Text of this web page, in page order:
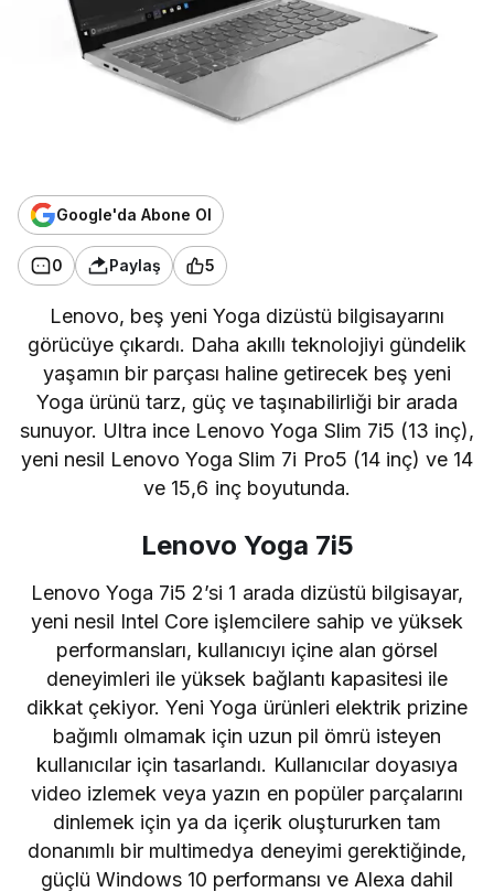
Google'da Abone Ol
0 Paylaş 5
Lenovo, beş yeni Yoga dizüstü bilgisayarını
görücüye çıkardı. Daha akıllı teknolojiyi gündelik
yaşamın bir parçası haline getirecek beş yeni
Yoga ürünü tarz, güç ve taşınabilirliği bir arada
sunuyor. Ultra ince Lenovo Yoga Slim 7i5 (13 inç),
yeni nesil Lenovo Yoga Slim 7i Pro5 (14 inç) ve 14
ve 15,6 inç boyutunda.
Lenovo Yoga 7i5
Lenovo Yoga 7i5 2’si 1 arada dizüstü bilgisayar,
yeni nesil Intel Core işlemcilere sahip ve yüksek
performansları, kullanıcıyı içine alan görsel
deneyimleri ile yüksek bağlantı kapasitesi ile
dikkat çekiyor. Yeni Yoga ürünleri elektrik prizine
bağımlı olmamak için uzun pil ömrü isteyen
kullanıcılar için tasarlandı. Kullanıcılar doyasıya
video izlemek veya yazın en popüler parçalarını
dinlemek için ya da içerik oluştururken tam
donanımlı bir multimedya deneyimi gerektiğinde,
güçlü Windows 10 performansı ve Alexa dahil